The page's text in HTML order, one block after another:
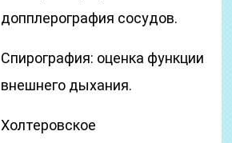
допплерография сосудов.
Спирография: оценка функции
внешнего дыхания.
Холтеровское